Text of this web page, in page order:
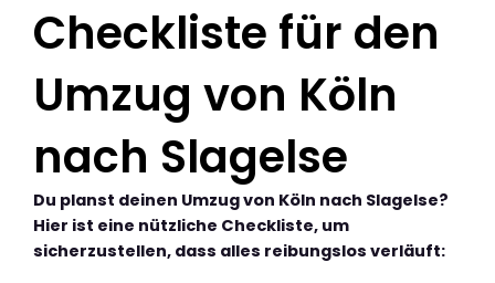
Checkliste für den
Umzug von Köln
nach Slagelse
Du planst deinen Umzug von Köln nach Slagelse?
Hier ist eine nützliche Checkliste, um
sicherzustellen, dass alles reibungslos verläuft: